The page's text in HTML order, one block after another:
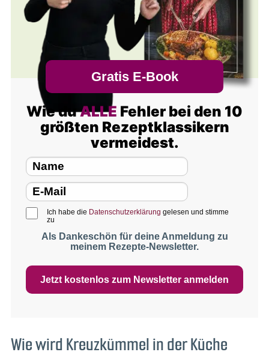
Gratis E-Book
Wie duALLE Fehler bei den 10
größten Rezeptklassikern
vermeidest.
Ich habe die Datenschutzerklärung gelesen und stimme
zu
Als Dankeschön für deine Anmeldung zu
meinem Rezepte-Newsletter.
Jetzt kostenlos zum Newsletter anmelden
Wie wird Kreuzkümmel in der Küche